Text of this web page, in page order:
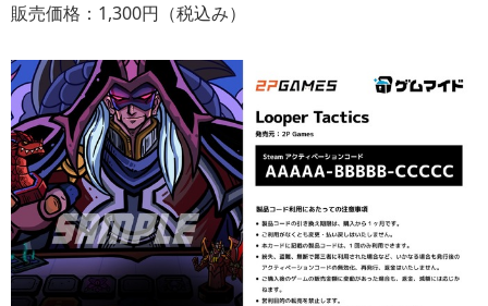
販売価格：1,300円（税込み）